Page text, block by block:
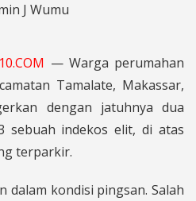
J Wumu
— Warga perumahan
Tamalate, Makassar,
dengan jatuhnya dua
sebuah indekos elit, di atas
terparkir.
dalam kondisi pingsan. Salah